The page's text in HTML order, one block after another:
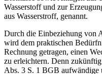
Wasserstoff und zur
aus Wasserstroff, genannt.
Durch die Einbeziehung von
wird dem praktischen
Rechnung getragen, einen
zu erleichtern. Denn
Abs. 3 S. 1 BGB aufwändige